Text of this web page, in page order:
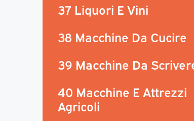
37 Liquori E Vini
38 Macchine Da Cucire
39 Macchine Da
40 Macchine E Attrezzi
Agricoli